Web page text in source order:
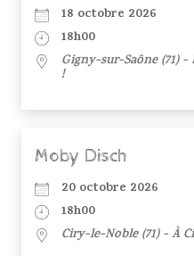
18 octobre 2026
18h00
Gigny-sur-Saône (71)
!
Moby Disch
20 octobre 2026
18h00
Ciry-le-Noble (71) - À